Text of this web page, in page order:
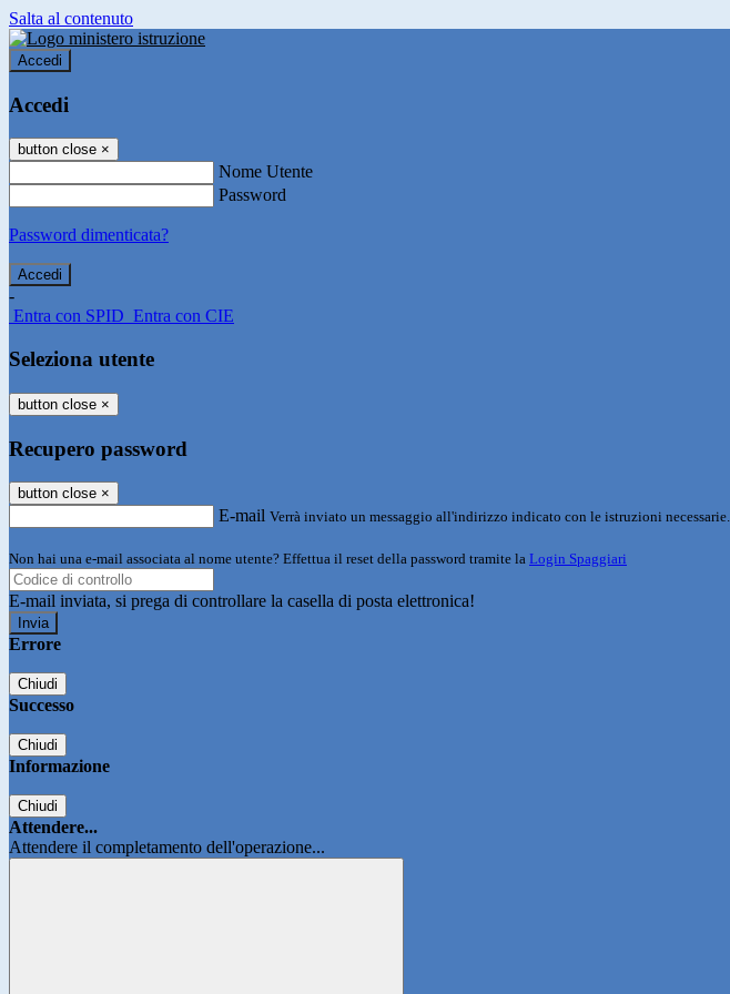
Salta al contenuto
Accedi
Accedi
button close ×
Nome Utente
Password
Password dimenticata?
-
Entra con SPID Entra con CIE
Seleziona utente
button close ×
Recupero password
button close ×
E-mail Verrà inviato un messaggio all'indirizzo indicato con le istruzioni necessarie.
Non hai una e-mail associata al nome utente? Effettua il reset della password tramite la Login Spaggiari
E-mail inviata, si prega di controllare la casella di posta elettronica!
Errore
Chiudi
Successo
Chiudi
Informazione
Chiudi
Attendere...
Attendere il completamento dell'operazione...